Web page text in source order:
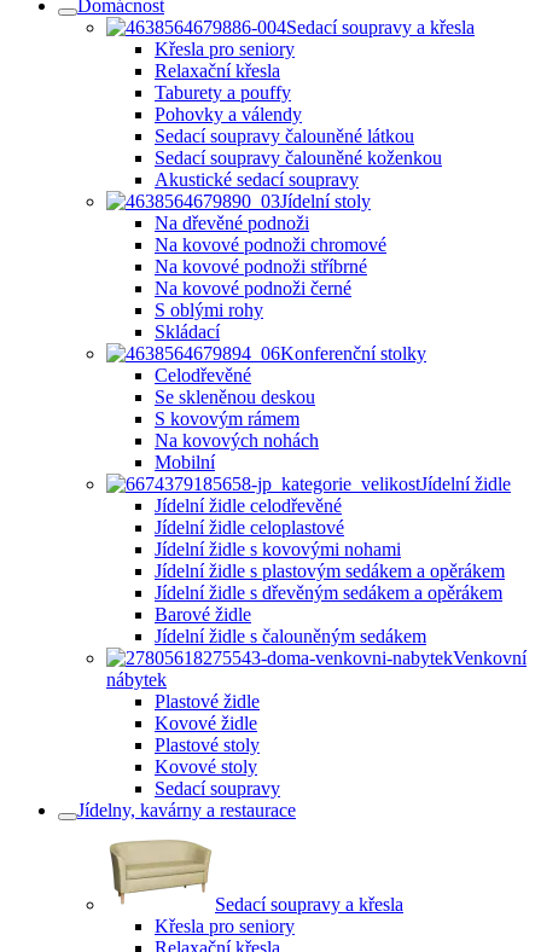
Domácnost
Sedací soupravy a křesla
Křesla pro seniory
Relaxační křesla
Taburety a pouffy
Pohovky a válendy
Sedací soupravy čalouněné látkou
Sedací soupravy čalouněné koženkou
Akustické sedací soupravy
Jídelní stoly
Na dřevěné podnoži
Na kovové podnoži chromové
Na kovové podnoži stříbrné
Na kovové podnoži černé
S oblými rohy
Skládací
Konferenční stolky
Celodřevěné
Se skleněnou deskou
S kovovým rámem
Na kovových nohách
Mobilní
Jídelní židle
Jídelní židle celodřevěné
Jídelní židle celoplastové
Jídelní židle s kovovými nohami
Jídelní židle s plastovým sedákem a opěrákem
Jídelní židle s dřevěným sedákem a opěrákem
Barové židle
Jídelní židle s čalouněným sedákem
Venkovní
nábytek
Plastové židle
Kovové židle
Plastové stoly
Kovové stoly
Sedací soupravy
Jídelny, kavárny a restaurace
Sedací soupravy a křesla
Křesla pro seniory
Relaxační křesla